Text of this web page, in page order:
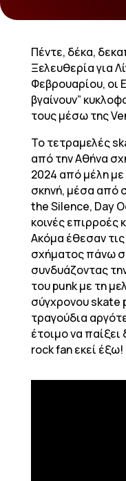
Πέντε, δέκα,
Ξελευθερία για
Φεβρουαρίου, οι
βγαίνουν”
τους μέσω της
Το τετραμελές
από την Αθήνα
2024 από μέλη
σκηνή, μέσα από
the Silence, Day
κοινές επιρροές
Ακόμα έθεσαν
σχήματος πάνω
συνδυάζοντας
του punk με τη
σύγχρονου skate
τραγούδια
έτοιμο να
rock fan εκεί έξω!